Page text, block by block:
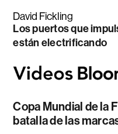
David Fickling
Los puertos que
están electrificando
Copa Mundial de la
batalla de las